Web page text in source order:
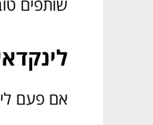
שותפים
אם פעם